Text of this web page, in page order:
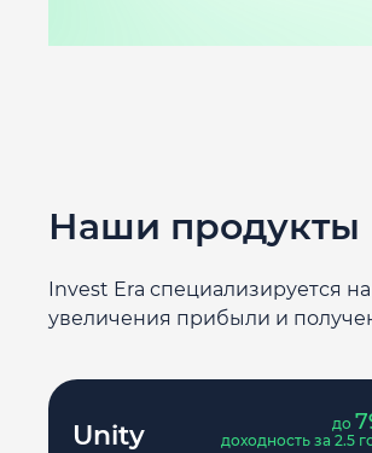
Наши продукты
Invest Era специализируется
увеличения прибыли и
Unity до
доходность за 2.5